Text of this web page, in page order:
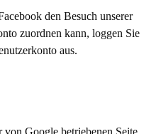
den Besuch unserer
zuordnen kann, loggen Sie
aus.
von Google betriebenen Seite